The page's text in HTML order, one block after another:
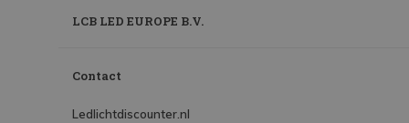
LCB LED EUROPE B.V.
Contact
Ledlichtdiscounter.nl